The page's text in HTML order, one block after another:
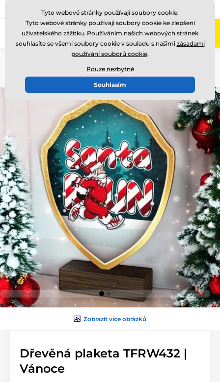
Zavolejte nám (Po-Pá 8-17)
Zobrazit více obrázků
Dřevěná plaketa TFRW432 |
Vánoce
Tyto webové stránky používají soubory cookie.
Tyto webové stránky používají soubory cookie ke zlepšení
uživatelského zážitku. Používáním našich webových stránek
souhlasíte se všemi soubory cookie v souladu s našimi zásadami
používání souborů cookie.
Pouze nezbytné
Souhlasím